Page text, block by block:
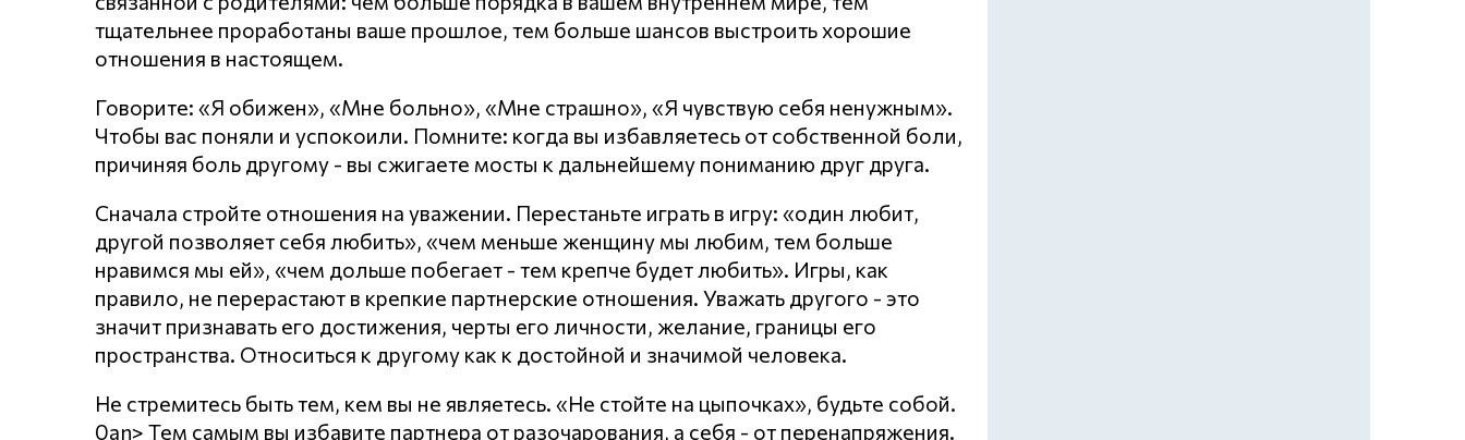
тщательнее проработаны ваше прошлое, тем больше шансов выстроить хорошие
отношения в настоящем.
Говорите: «Я обижен», «Мне больно», «Мне страшно», «Я чувствую себя ненужным».
Чтобы вас поняли и успокоили. Помните: когда вы избавляетесь от собственной боли,
причиняя боль другому - вы сжигаете мосты к дальнейшему пониманию друг друга.
Сначала стройте отношения на уважении. Перестаньте играть в игру: «один любит,
другой позволяет себя любить», «чем меньше женщину мы любим, тем больше
нравимся мы ей», «чем дольше побегает - тем крепче будет любить». Игры, как
правило, не перерастают в крепкие партнерские отношения. Уважать другого - это
значит признавать его достижения, черты его личности, желание, границы его
пространства. Относиться к другому как к достойной и значимой человека.
Не стремитесь быть тем, кем вы не являетесь. «Не стойте на цыпочках», будьте собой.
0an> Тем самым вы избавите партнера от разочарования, а себя - от перенапряжения.